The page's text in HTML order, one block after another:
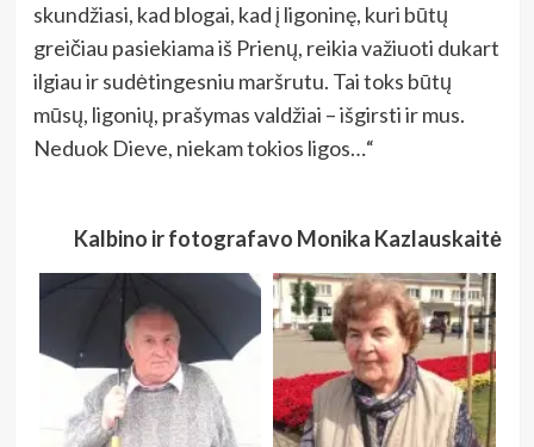
skundžiasi, kad blogai, kad į ligoninę, kuri būtų
greičiau pasiekiama iš Prienų, reikia važiuoti dukart
ilgiau ir sudėtingesniu maršrutu. Tai toks būtų
mūsų, ligonių, prašymas valdžiai – išgirsti ir mus.
Neduok Dieve, niekam tokios ligos…“
Kalbino ir fotografavo Monika Kazlauskaitė